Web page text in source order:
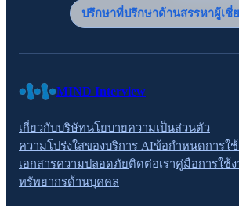
ปรึกษาที่ปรึกษาด้านสรรหาผู้เชี่
MIND Interview
เกี่ยวกับบริษัทนโยบายความเป็นส่วนตัว
ความโปร่งใสของบริการ AIข้อกำหนดการใ
เอกสารความปลอดภัยติดต่อเราคู่มือการใช้
ทรัพยากรด้านบุคคล